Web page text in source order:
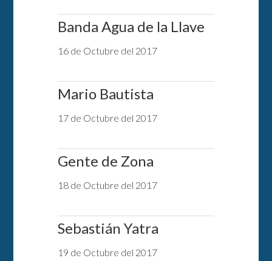
Banda Agua de la Llave
16 de Octubre del 2017
Mario Bautista
17 de Octubre del 2017
Gente de Zona
18 de Octubre del 2017
Sebastián Yatra
19 de Octubre del 2017